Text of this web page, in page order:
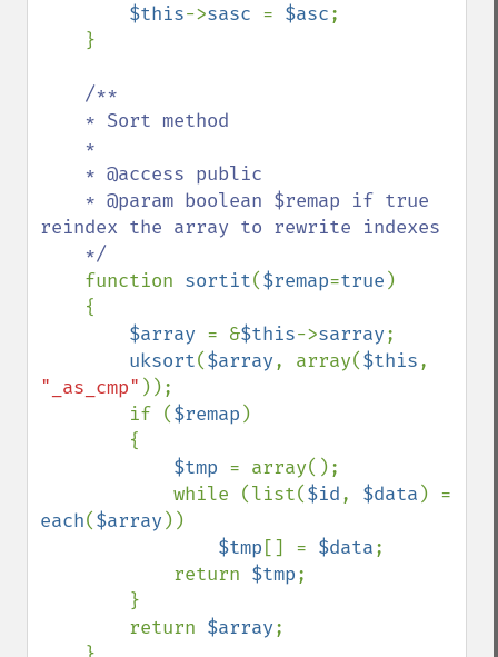
$this->sasc = $asc;
/**
reindex the array to rewrite indexes
function sortit($remap=true )
$array = &$this->sarray;
uksort($array, array($this
"_as_cmp" ));
        if (
$remap )
$tmp = array();
            while (list(
$id, $data
each($array ))
$tmp [] = $data;
            return
$tmp;
        return
$array;